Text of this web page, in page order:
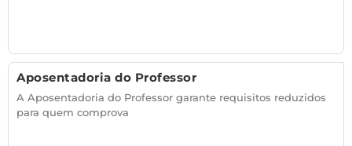
Aposentadoria do Professor
A Aposentadoria do Professor garante requisitos reduzidos
para quem comprova